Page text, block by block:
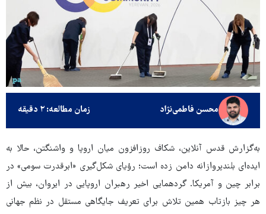
محسن فاطمی‌نژاد زمان مطالعه: ۲ دقیقه
به‌گزارش قدس آنلاین، شکاف روزافزون میان اروپا و واشنگتن، حالا به
ایده‌ای بلندپروازانه دامن زده است؛ رؤیای شکل‌گیری «ابرقدرت سومی» در
برابر چین و آمریکا. گردهمایی اخیر رهبران اروپایی در ایروان، بیش از
هر چیز بازتاب همین تلاش برای تعریف جایگاهی مستقل در نظم جهانی